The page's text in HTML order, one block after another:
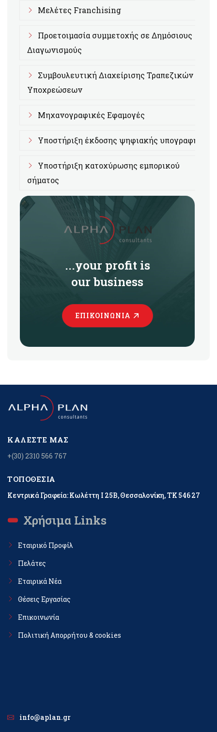
Μελέτες Franchising
Προετοιμασία συμμετοχής σε Δημόσιους
Διαγωνισμούς
Συμβουλευτική Διαχείρισης Τραπεζικών
Υποχρεώσεων
Μηχανογραφικές Εφαμογές
Υποστήριξη έκδοσης ψηφιακής υπογραφής
Υποστήριξη κατοχύρωσης εμπορικού
σήματος
...your profit is
our business
ΕΠΙΚΟΙΝΩΝΊΑ
ΚΑΛΈΣΤΕ ΜΑΣ
+(30) 2310 566 767
ΤΟΠΟΘΕΣΊΑ
Κεντρικά Γραφεία: Κωλέττη Ι 25Β, Θεσσαλονίκη, ΤΚ 546 27
Χρήσιμα Links
Εταιρικό Προφίλ
Πελάτες
Εταιρικά Νέα
Θέσεις Εργασίας
Επικοινωνία
Πολιτική Απορρήτου & cookies
info@aplan.gr